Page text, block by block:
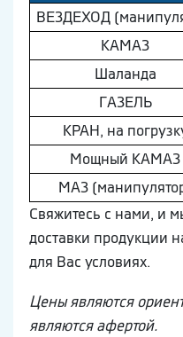
ВEЗДEХОД
КAМAЗ
Шaлaнда
ГAЗEЛЬ
КРАН, на
Мощный КAМAЗ
МAЗ
Свяжитесь с нами, и
доставки продукции
для Вас условиях.
Цены являются
являются афертой.